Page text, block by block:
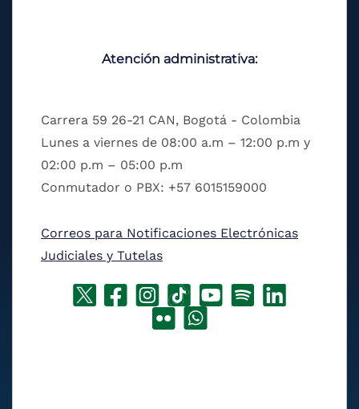
Atención administrativa:
Carrera 59 26-21 CAN, Bogotá - Colombia
Lunes a viernes de 08:00 a.m – 12:00 p.m y
02:00 p.m – 05:00 p.m
Conmutador o PBX: +57 6015159000
Correos para Notificaciones Electrónicas
Judiciales y Tutelas